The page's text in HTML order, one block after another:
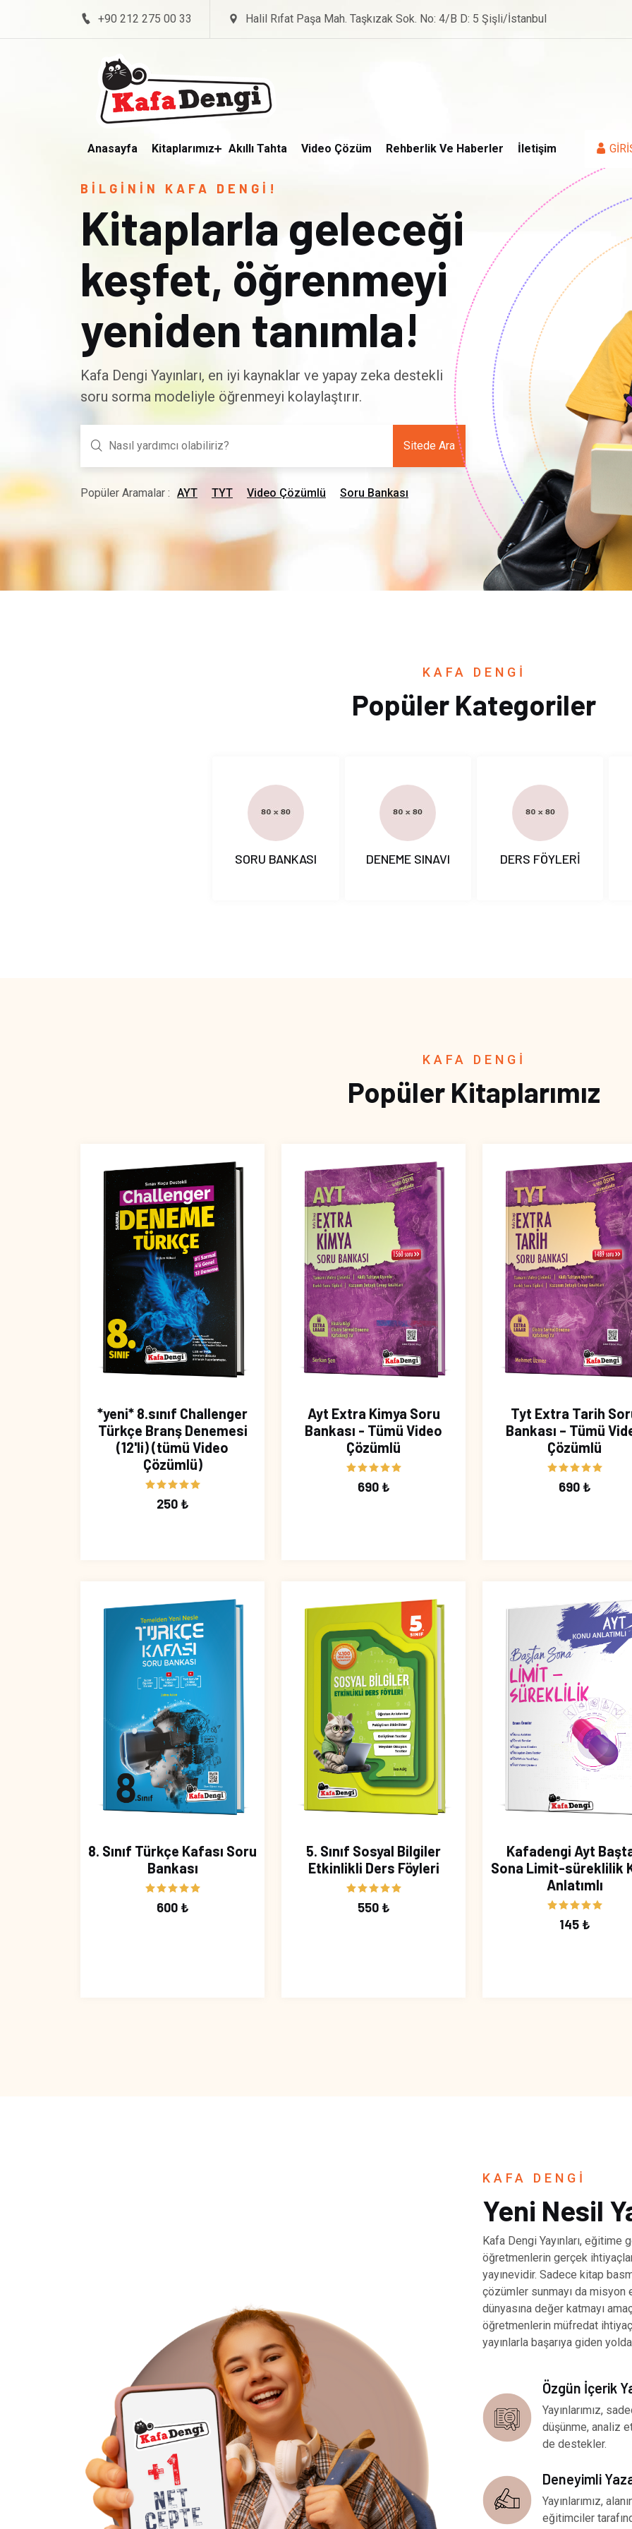
+90 212 275 00 33 Halil Rıfat Paşa Mah. Taşkızak Sok. No: 4/B D: 5 Şişli/İstanbul
Anasayfa Kitaplarımız Akıllı Tahta Video Çözüm Rehberlik Ve Haberler İletişim
BİLGİNİN KAFA DENGİ!
Kitaplarla geleceği
keşfet, öğrenmeyi
yeniden tanımla!
Kafa Dengi Yayınları, en iyi kaynaklar ve yapay zeka destekli
soru sorma modeliyle öğrenmeyi kolaylaştırır.
Sitede Ara
Popüler Aramalar : AYT TYT Video Çözümlü Soru Bankası
KAFA DENGİ
Popüler Kategoriler
SORU BANKASI DENEME SINAVI DERS FÖYLERİ
KAFA DENGİ
Popüler Kitaplarımız
*yeni* 8.sınıf Challenger
Türkçe Branş Denemesi
(12'li) (tümü Video
Çözümlü)
250 ₺
Ayt Extra Kimya Soru
Bankası - Tümü Video
Çözümlü
690 ₺
Tyt Extra Tarih
Bankası – Tümü
Çözümlü
690 ₺
8. Sınıf Türkçe Kafası Soru
Bankası
600 ₺
5. Sınıf Sosyal Bilgiler
Etkinlikli Ders Föyleri
550 ₺
Kafadengi Ayt
Sona Limit-süreklilik
Anlatımlı
145 ₺
KAFA DENGİ
Yeni Nesil
Kafa Dengi Yayınları, eğitime
öğretmenlerin gerçek
yayınevidir. Sadece kitap
çözümler sunmayı da
dünyasına değer katmayı
öğretmenlerin müfredat
yayınlarla başarıya giden
Özgün İçerik
Yayınlarımız,
düşünme, analiz
de destekler.
Deneyimli
Yayınlarımız,
eğitimciler